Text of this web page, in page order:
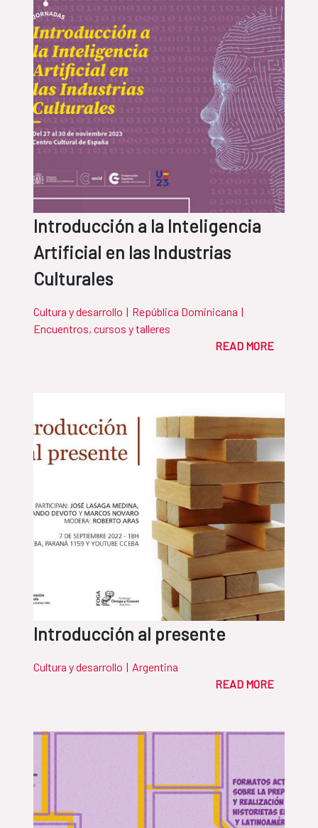
Introducción a la Inteligencia
Artificial en las Industrias
Culturales
Cultura y desarrollo | República Dominicana |
Encuentros, cursos y talleres
READ MORE
Introducción al presente
Cultura y desarrollo | Argentina
READ MORE